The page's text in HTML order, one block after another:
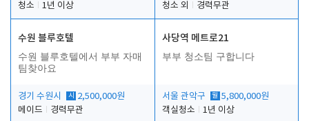
청소
1년 이상
청소 외
경력무관
수원 블루호텔
수원 블루호텔에서 부부 자매
팀찾아요
경기 수원시 시
2,500,000원
메이드
경력무관
사당역 메트로21
부부 청소팀 구합니다
서울 관악구 월 5,800,000원
객실청소
1년 이상